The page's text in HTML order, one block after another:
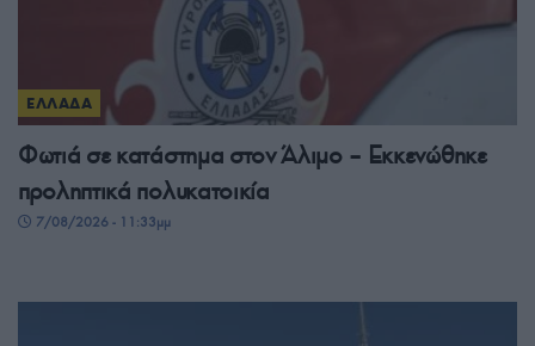
ΕΛΛΑΔΑ
Φωτιά σε κατάστημα στον Άλιμο – Εκκενώθηκε
προληπτικά πολυκατοικία
7/08/2026 - 11:33μμ